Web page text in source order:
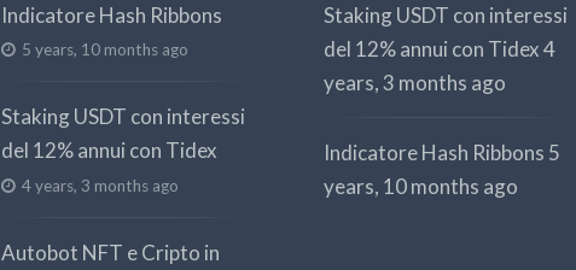
Indicatore Hash Ribbons
5 years, 10 months ago
Staking USDT con interessi
del 12% annui con Tidex
4 years, 3 months ago
Autobot NFT e Cripto in
Staking USDT con interessi
del 12% annui con Tidex4
years, 3 months ago
Indicatore Hash Ribbons 5
years, 10 months ago